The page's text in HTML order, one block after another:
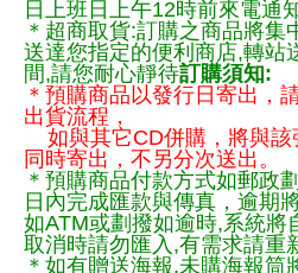
日上班日上午12時前來電通
＊超商取貨:訂購之商品將集
送達您指定的便利商店,轉站
間,請您耐心靜待訂購須知:
＊預購商品以發行日寄出，
出貨流程，
如與其它CD併購，將與該
同時寄出，不另分次送出。
＊預購商品付款方式如郵政
日內完成匯款與傳真，逾期
如ATM或劃撥如逾時,系統將
取消時請勿匯入,有需求請重
＊如有贈送海報,未購海報筒